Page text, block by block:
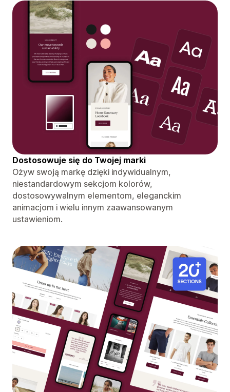
Dostosowuje się do Twojej marki
Ożyw swoją markę dzięki indywidualnym,
niestandardowym sekcjom kolorów,
dostosowywalnym elementom, eleganckim
animacjom i wielu innym zaawansowanym
ustawieniom.